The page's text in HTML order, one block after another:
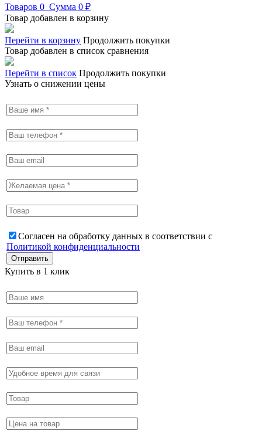
Товаров 0 Сумма 0 ₽
Товар добавлен в корзину
Перейти в корзину Продолжить покупки
Товар добавлен в список сравнения
Перейти в список Продолжить покупки
Узнать о снижении цены
Согласен на обработку данных в соответствии с
Политикой конфиденциальности
Купить в 1 клик